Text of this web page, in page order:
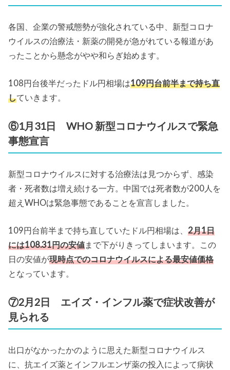
各国、企業の警戒態勢が強化されている中、新型コロナ
ウイルスの治療法・新薬の開発が急がれている報道があ
ったことから懸念がやや和らぎ始めます。
108円台後半だったドル円相場は109円台前半まで持ち直
していきます。
⑥1月31日 WHO 新型コロナウイルスで緊急
事態宣言
新型コロナウイルスに対する治療法は見つからず、感染
者・死者数は増え続ける一方。中国では死者数が200人を
超えWHOは緊急事態であることを宣言しました。
109円台前半まで持ち直していたドル円相場は、2月1日
には108.31円の安値まで下がりきってしまいます。この
日の安値が現時点でのコロナウイルスによる最安値価格
となっています。
⑦2月2日 エイズ・インフル薬で症状改善が
見られる
出口がなかったかのように思えた新型コロナウイルス
に、抗エイズ薬とインフルエンザ薬の投入によって病状